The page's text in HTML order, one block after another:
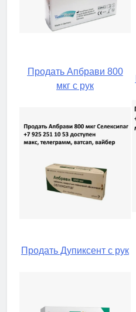
Продать Апбрави 800
мкг с рук
Продать Дупиксент с рук